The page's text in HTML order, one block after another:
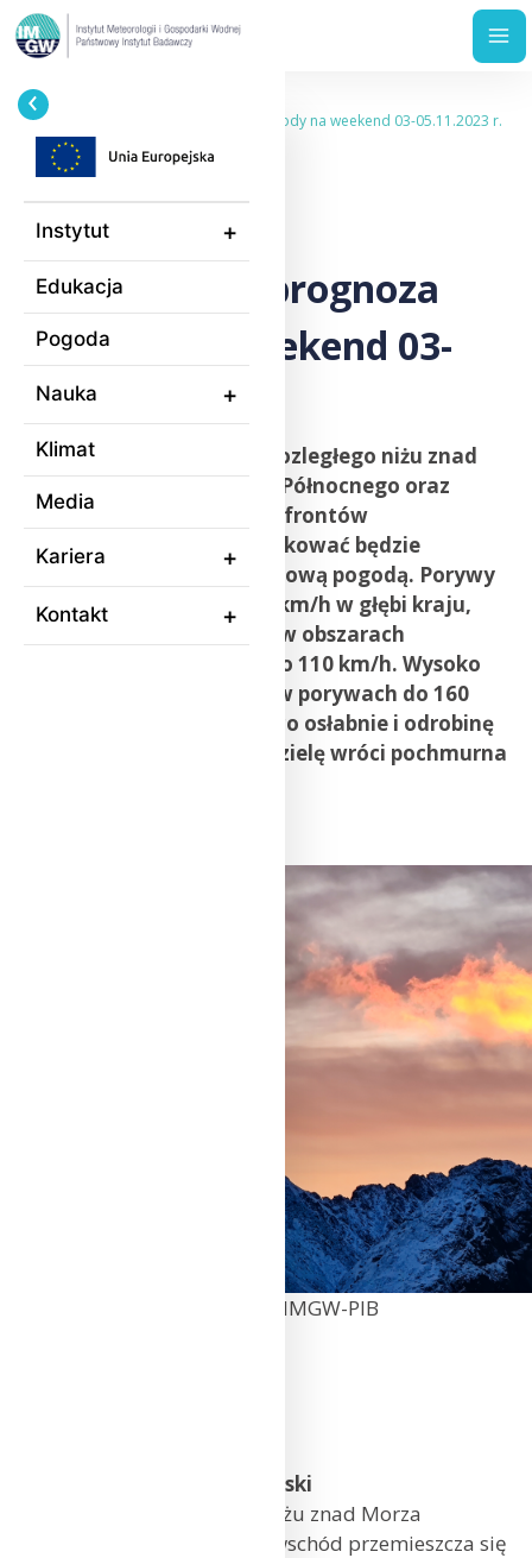
Przejdź
do
treści
Instytut
Edukacja
Pogoda
Nauka
Klimat
Media
Kariera
Kontakt
Ścieżka
nawigacyjnaSynoptyczna prognoza pogody na weekend 03-05.11.2023 r.
03.11.2023
Synoptyczna prognoza
pogody na weekend 03-
05.11.2023 r.
Polska będzie w zasięgu rozległego niżu znad
Wysp Brytyjskich i Morza Północnego oraz
związanego z nim układu frontów
atmosferycznych, co skutkować będzie
w piątek wietrzną i deszczową pogodą. Porywy
wiatru będą sięgać 65-70 km/h w głębi kraju,
a na południu, zwłaszcza w obszarach
podgórskich, miejscami do 110 km/h. Wysoko
w Tatrach wiatr powieje w porywach do 160
km/h. W sobotę wiatr nieco osłabnie i odrobinę
się wypogodzi, ale w niedzielę wróci pochmurna
Tatry, Fot. Witold Kaszkin | IMGW-PIB
Sytuacja baryczna dla Polski
Polska jest pod wpływem niżu znad Morza
Północnego. Z zachodu na wschód przemieszcza się